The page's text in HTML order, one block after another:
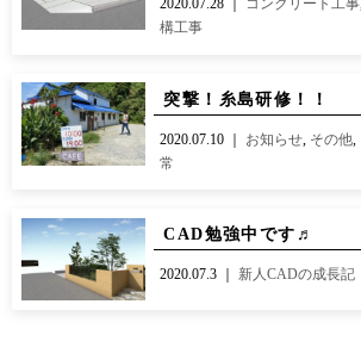
2020.07.28 ｜ コンクリート工事
構工事
突撃！糸島研修！！
2020.07.10 ｜ お知らせ その他
常
CAD勉強中です♬
2020.07.3 ｜ 新人CADの成長記